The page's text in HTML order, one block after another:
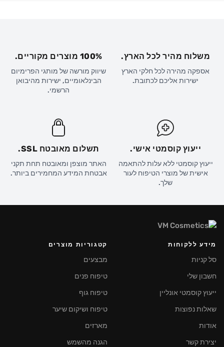
משלוח מהיר לכל הארץ.
אספקה מהירה לכל חלקי הארץ
ישירות אליכם לכתובת.
100% מוצרים מקוריים.
שיווק מורשה של מותגי הפרימיום
הבינלאומיים, ישירות מהיבואן
הרשמי.
ייעוץ קוסמטי אישי.
ייעוץ קוסמטי ללא עלות להתאמה
אישית של מוצרי הטיפוח לעור
שלך.
תשלום מאובטח SSL.
האתר מוצפן ומאובטח תחת תקני
אבטחת המידע המחמירים ביותר.
מידע ללקוחות
סל קניות
חשבון שלי
ייעוץ קוסמטי אונליין
שאלות נפוצות
אודות
יצירת קשר
קטגוריות מוצרים
מבצעים
טיפוח פנים
טיפוח גוף
טיפוח ושיקום שיער
מארזים
הגנה מהשמש